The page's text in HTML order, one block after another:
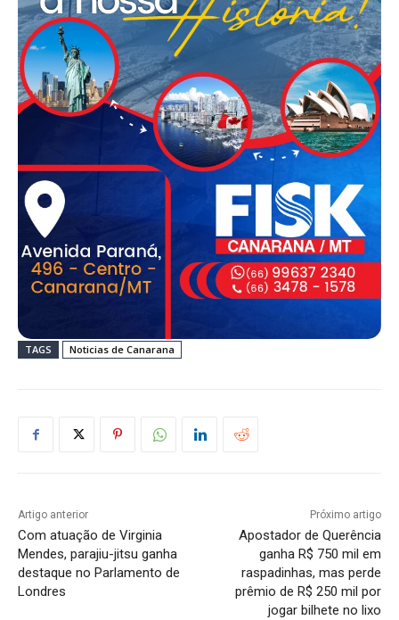
TAGS Noticias de Canarana
Artigo anterior
Com atuação de Virginia
Mendes, parajiu-jitsu ganha
destaque no Parlamento de
Londres
Próximo artigo
Apostador de Querência
ganha R$ 750 mil em
raspadinhas, mas perde
prêmio de R$ 250 mil por
jogar bilhete no lixo